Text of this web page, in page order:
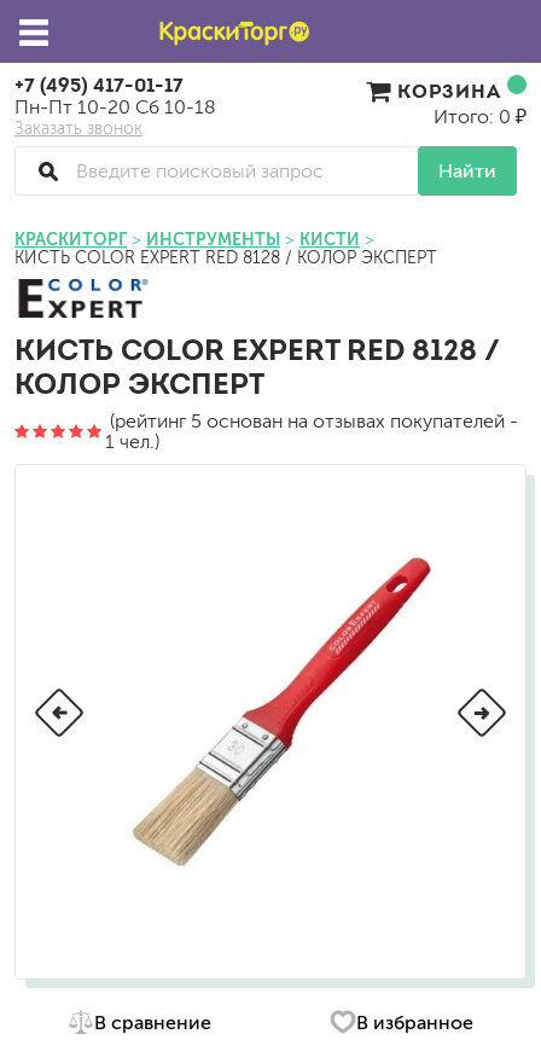
+7 (495) 417-01-17
Пн-Пт 10-20 Сб 10-18
Заказать звонок
Найти
КОРЗИНА
Итого: 0 ₽
КРАСКИТОРГ ИНСТРУМЕНТЫ КИСТИ
КИСТЬ COLOR EXPERT RED 8128 / КОЛОР ЭКСПЕРТ
КИСТЬ COLOR EXPERT RED 8128 /
КОЛОР ЭКСПЕРТ
(рейтинг 5 основан на отзывах покупателей -
1 чел.)
В сравнение В избранное